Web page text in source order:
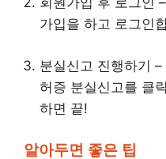
가입을 하고 로그인
분실신고 진행하기
허증 분실신고를 클
하면 끝!
알아두면 좋은 팁